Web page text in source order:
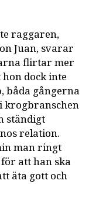
raggaren,
Juan, svarar
flirtar mer
dock inte
båda gångerna
krogbranschen
ständigt
relation.
man ringt
att han ska
äta gott och